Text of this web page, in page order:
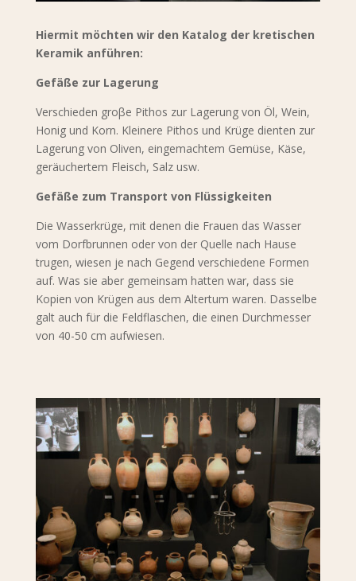
Hiermit möchten wir den Katalog der kretischen
Keramik anführen:
Gefäße zur Lagerung
Verschieden groβe Pithos zur Lagerung von Öl, Wein,
Honig und Korn. Kleinere Pithos und Krüge dienten zur
Lagerung von Oliven, eingemachtem Gemüse, Käse,
geräuchertem Fleisch, Salz usw.
Gefäße zum Transport von Flüssigkeiten
Die Wasserkrüge, mit denen die Frauen das Wasser
vom Dorfbrunnen oder von der Quelle nach Hause
trugen, wiesen je nach Gegend verschiedene Formen
auf. Was sie aber gemeinsam hatten war, dass sie
Kopien von Krügen aus dem Altertum waren. Dasselbe
galt auch für die Feldflaschen, die einen Durchmesser
von 40-50 cm aufwiesen.